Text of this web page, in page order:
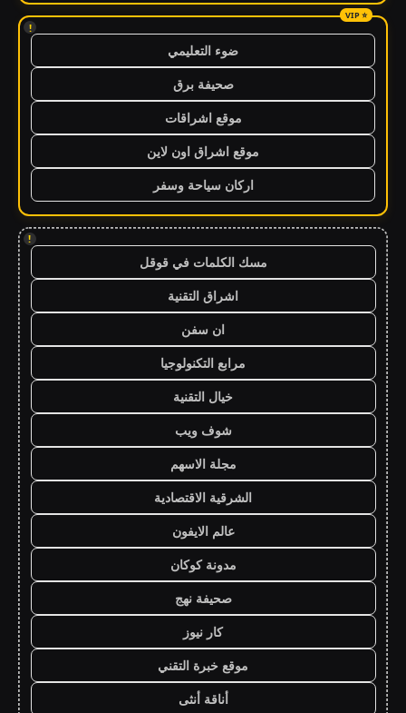
!
ضوء التعليمي
صحيفة برق
موقع اشراقات
موقع اشراق اون لاين
اركان سياحة وسفر
!
مسك الكلمات في قوقل
اشراق التقنية
ان سفن
مرابع التكنولوجيا
خيال التقنية
شوف ويب
مجلة الاسهم
الشرقية الاقتصادية
عالم الايفون
مدونة كوكان
صحيفة نهج
كار نيوز
موقع خبرة التقني
أناقة أنثى